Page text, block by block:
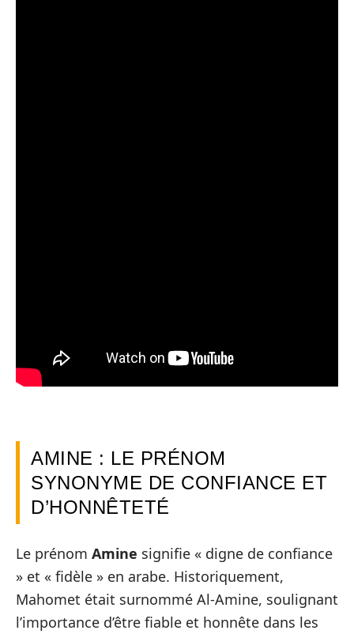
AMINE : LE PRÉNOM
SYNONYME DE CONFIANCE ET
D’HONNÊTETÉ
Le prénom Amine signifie « digne de confiance
» et « fidèle » en arabe. Historiquement,
Mahomet était surnommé Al-Amine, soulignant
l’importance d’être fiable et honnête dans les